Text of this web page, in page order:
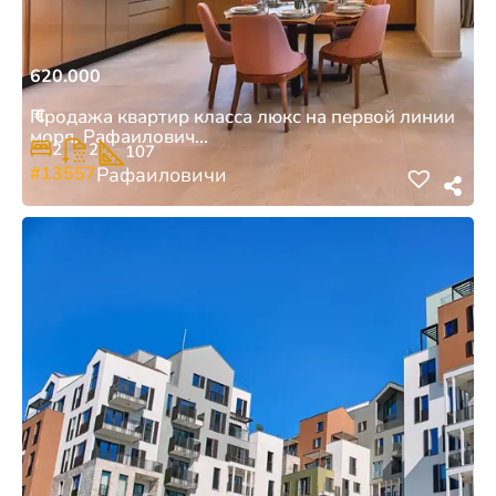
620.000
€
Продажа квартир класса люкс на первой линии
моря, Рафаилович...
2 2 107
#13557Рафаиловичи